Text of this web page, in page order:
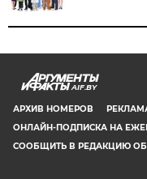
AIF.BY
АРХИВ НОМЕРОВ
ОНЛАЙН-ПОДПИСКА НА
СООБЩИТЬ В РЕДАКЦИЮ